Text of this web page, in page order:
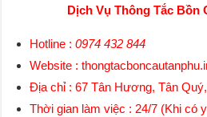
Dịch Vụ Thông Tắc Bồn
Hotline :0974 432 844
Website :
Địa chỉ : 67 Tân Hương, Tân
Thời gian làm việc : 24/7 (Khi có